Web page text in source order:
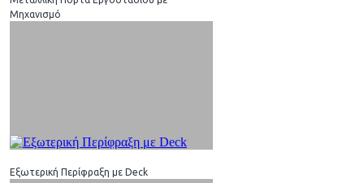
Μηχανισμό
Εξωτερική Περίφραξη με Deck